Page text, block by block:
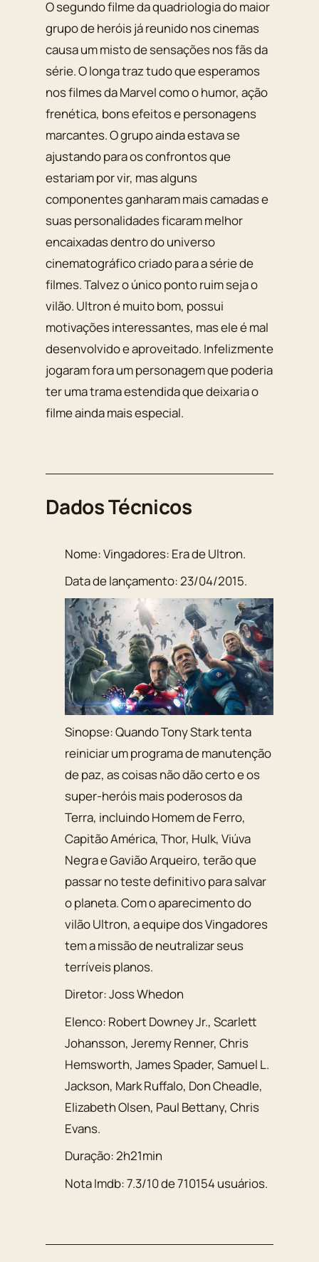
O segundo filme da quadriologia do maior
grupo de heróis já reunido nos cinemas
causa um misto de sensações nos fãs da
série. O longa traz tudo que esperamos
nos filmes da Marvel como o humor, ação
frenética, bons efeitos e personagens
marcantes. O grupo ainda estava se
ajustando para os confrontos que
estariam por vir, mas alguns
componentes ganharam mais camadas e
suas personalidades ficaram melhor
encaixadas dentro do universo
cinematográfico criado para a série de
filmes. Talvez o único ponto ruim seja o
vilão. Ultron é muito bom, possui
motivações interessantes, mas ele é mal
desenvolvido e aproveitado. Infelizmente
jogaram fora um personagem que poderia
ter uma trama estendida que deixaria o
filme ainda mais especial.
Dados Técnicos
Nome:Vingadores: Era de Ultron.
Data de lançamento:23/04/2015.
Sinopse:Quando Tony Stark tenta
reiniciar um programa de manutenção
de paz, as coisas não dão certo e os
super-heróis mais poderosos da
Terra, incluindo Homem de Ferro,
Capitão América, Thor, Hulk, Viúva
Negra e Gavião Arqueiro, terão que
passar no teste definitivo para salvar
o planeta. Com o aparecimento do
vilão Ultron, a equipe dos Vingadores
tem a missão de neutralizar seus
terríveis planos.
Diretor:Joss Whedon
Elenco: Robert Downey Jr., Scarlett
Johansson, Jeremy Renner,Chris
Hemsworth, James Spader, Samuel L.
Jackson, Mark Ruffalo, Don Cheadle,
Elizabeth Olsen, Paul Bettany,Chris
Evans.
Duração:2h21min
Nota Imdb:7.3/10de710154usuários.